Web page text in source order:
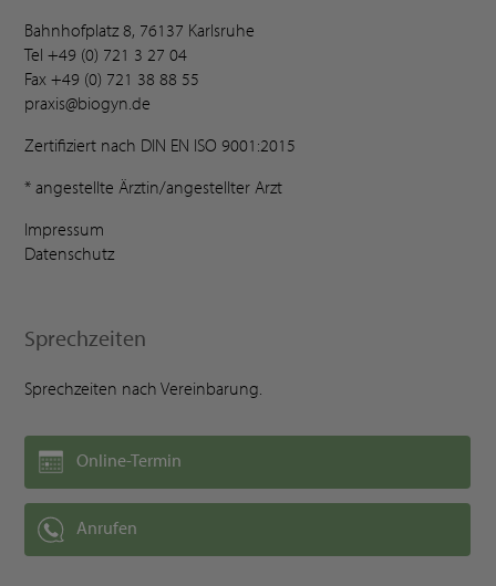
Bahnhofplatz 8, 76137 Karlsruhe
Tel +49 (0) 721 3 27 04
Fax +49 (0) 721 38 88 55
praxis@biogyn.de
Zertifiziert nach DIN EN ISO 9001:2015
* angestellte Ärztin/angestellter Arzt
Impressum
Datenschutz
Sprechzeiten
Sprechzeiten nach Vereinbarung.
Online-Termin
Anrufen